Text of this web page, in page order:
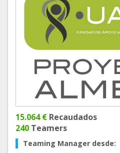
15.064 € Recaudados
240 Teamers
Teaming Manager desde: